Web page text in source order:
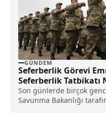
GÜNDEM
Seferberlik Görevi
Seferberlik Tatbikatı
Yapılacak?
Son günlerde birçok
Savunma Bakanlığı